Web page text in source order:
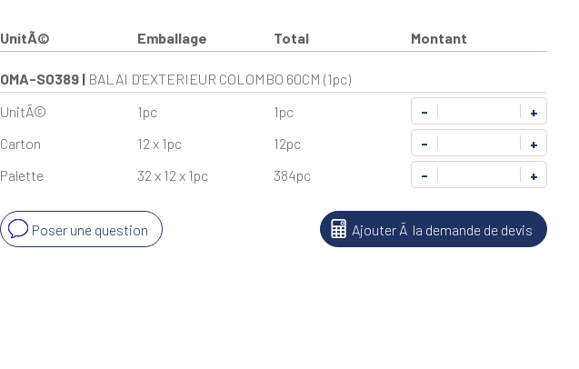
UnitÃ© Emballage Total Montant
OMA-S0389 | BALAI D'EXTERIEUR COLOMBO 60CM (1pc)
UnitÃ©
1pc 1pc -
+
Carton
12 x 1pc 12pc -
+
Palette
32 x 12 x 1pc 384pc - +
Ajouter Ã la demande de devis
Poser une question